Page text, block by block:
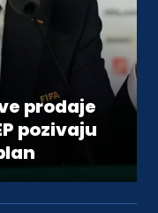
prodaje
pozivaju